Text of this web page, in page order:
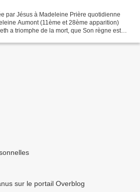
par Jésus à Madeleine Prière quotidienne
Aumont (11ème et 28ème apparition)
a triomphe de la mort, que Son règne est
sur le portail Overblog